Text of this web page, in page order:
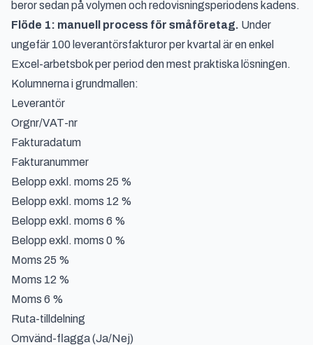
beror sedan på volymen och redovisningsperiodens kadens.
Flöde 1: manuell process för småföretag. Under
ungefär 100 leverantörsfakturor per kvartal är en enkel
Excel-arbetsbok per period den mest praktiska lösningen.
Kolumnerna i grundmallen:
Leverantör
Orgnr/VAT-nr
Fakturadatum
Fakturanummer
Belopp exkl. moms 25 %
Belopp exkl. moms 12 %
Belopp exkl. moms 6 %
Belopp exkl. moms 0 %
Moms 25 %
Moms 12 %
Moms 6 %
Ruta-tilldelning
Omvänd-flagga (Ja/Nej)